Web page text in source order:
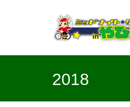
2018